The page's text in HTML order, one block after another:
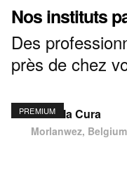
Nos instituts
Des
près de chez
PREMIUM Ma Cura
Morlanwez, Belgium